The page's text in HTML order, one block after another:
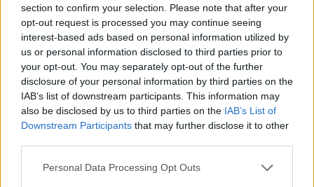
section to confirm your selection. Please note that after your
opt-out request is processed you may continue seeing
interest-based ads based on personal information utilized by
us or personal information disclosed to third parties prior to
your opt-out. You may separately opt-out of the further
disclosure of your personal information by third parties on the
IAB’s list of downstream participants. This information may
also be disclosed by us to third parties on the IAB’s List of
Downstream Participants that may further disclose it to other
Personal Data Processing Opt Outs
Minősítés
Hogyan lehet minősített
kutyabarát helyed?